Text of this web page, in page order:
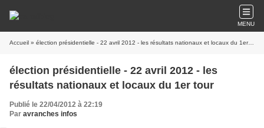
MENU
Accueil » élection présidentielle - 22 avril 2012 - les résultats nationaux et locaux du 1er tour
élection présidentielle - 22 avril 2012 - les
résultats nationaux et locaux du 1er tour
Publié le 22/04/2012 à 22:19
Par avranches infos